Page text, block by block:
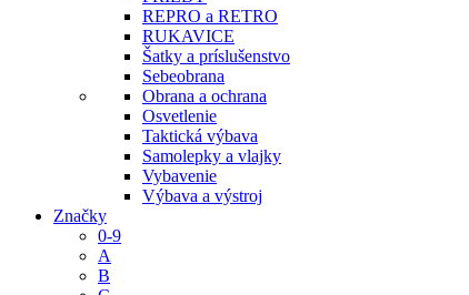
REPRO a RETRO
RUKAVICE
Šatky a príslušenstvo
Sebeobrana
Obrana a ochrana
Osvetlenie
Taktická výbava
Samolepky a vlajky
Vybavenie
Výbava a výstroj
Značky
0-9
A
B